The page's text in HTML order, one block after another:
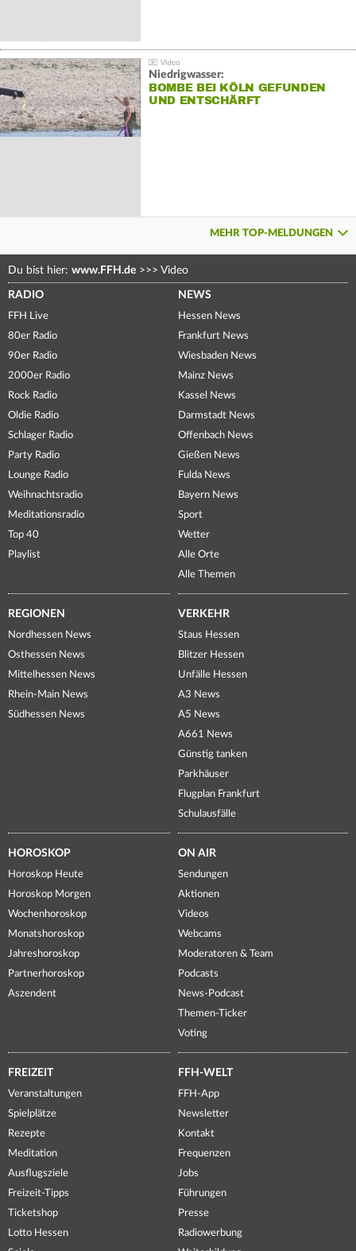
Niedrigwasser:
BOMBE BEI KÖLN GEFUNDEN
UND ENTSCHÄRFT
MEHR TOP-MELDUNGEN
Du bist hier: www.FFH.de >>> Video
RADIO
FFH Live
80er Radio
90er Radio
2000er Radio
Rock Radio
Oldie Radio
Schlager Radio
Party Radio
Lounge Radio
Weihnachtsradio
Meditationsradio
Top 40
Playlist
NEWS
Hessen News
Frankfurt News
Wiesbaden News
Mainz News
Kassel News
Darmstadt News
Offenbach News
Gießen News
Fulda News
Bayern News
Sport
Wetter
Alle Orte
Alle Themen
REGIONEN
Nordhessen News
Osthessen News
Mittelhessen News
Rhein-Main News
Südhessen News
VERKEHR
Staus Hessen
Blitzer Hessen
Unfälle Hessen
A3 News
A5 News
A661 News
Günstig tanken
Parkhäuser
Flugplan Frankfurt
Schulausfälle
HOROSKOP
Horoskop Heute
Horoskop Morgen
Wochenhoroskop
Monatshoroskop
Jahreshoroskop
Partnerhoroskop
Aszendent
ON AIR
Sendungen
Aktionen
Videos
Webcams
Moderatoren & Team
Podcasts
News-Podcast
Themen-Ticker
Voting
FREIZEIT
Veranstaltungen
Spielplätze
Rezepte
Meditation
Ausflugsziele
Freizeit-Tipps
Ticketshop
Lotto Hessen
FFH-WELT
FFH-App
Newsletter
Kontakt
Frequenzen
Jobs
Führungen
Presse
Radiowerbung